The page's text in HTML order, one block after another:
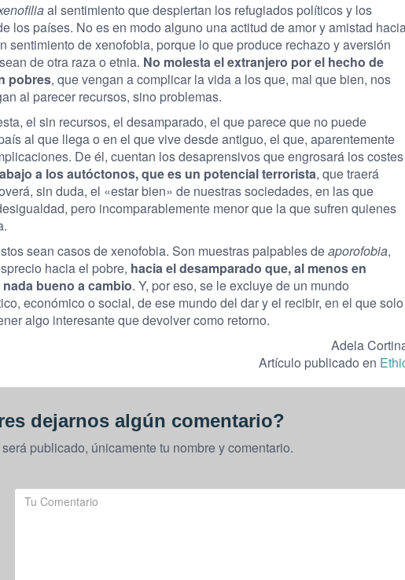
al sentimiento que despiertan los refugiados políticos y los
los países. No es en modo alguno una actitud de amor y amistad
sentimiento de xenofobia, porque lo que produce rechazo y aversión
de otra raza o etnia. No molesta el extranjero por el hecho de
pobres, que vengan a complicar la vida a los que, mal que bien, nos
al parecer recursos, sino problemas.
el sin recursos, el desamparado, el que parece que no puede
al que llega o en el que vive desde antiguo, el que, aparentemente
De él, cuentan los desaprensivos que engrosará los costes
a los autóctonos, que es un potencial terrorista, que traerá
sin duda, el «estar bien» de nuestras sociedades, en las que
pero incomparablemente menor que la que sufren quienes
sean casos de xenofobia. Son muestras palpables deaporofobia,
hacia el pobre, hacia el desamparado que, al menos en
bueno a cambio. Y, por eso, se le excluye de un mundo
económico o social, de ese mundo del dar y el recibir, en el que solo
algo interesante que devolver como retorno.
Adela
Artículo publicado en
dejarnos algún comentario?
publicado, únicamente tu nombre y comentario.